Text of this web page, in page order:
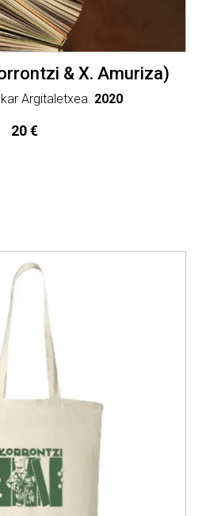
& X. Amuriza)
Argitaletxea. 2020
20€